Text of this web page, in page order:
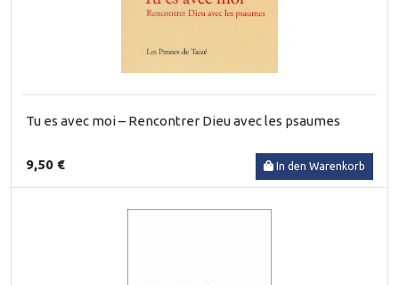
Tu es avec moi – Rencontrer Dieu avec les psaumes
9,50 € In den Warenkorb